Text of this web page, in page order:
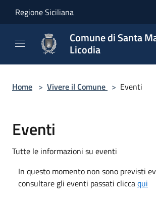
Regione Siciliana
Comune di Santa
Licodia
Home > Vivere il Comune > Eventi
Eventi
Tutte le informazioni su eventi
In questo momento non sono previsti
consultare gli eventi passati cliccaqui